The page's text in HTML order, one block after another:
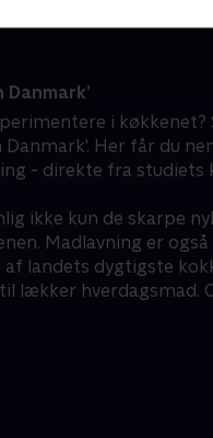
Danmark’
i køkkenet?
Her får du
- direkte fra studiets
ikke kun de skarpe
Madlavning er også
landets dygtigste
lækker hverdagsmad.